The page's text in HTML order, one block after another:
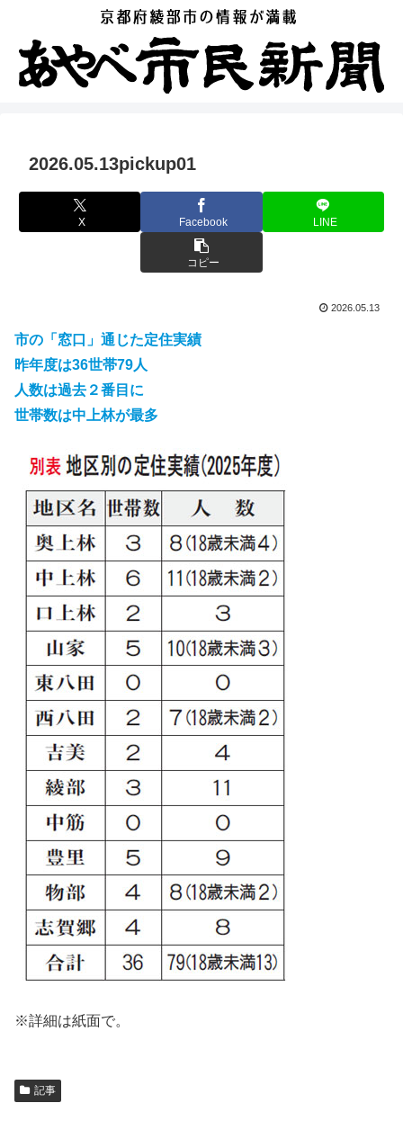
2026.05.13pickup01
X Facebook LINE
コピー
2026.05.13
市の「窓口」通じた定住実績
昨年度は36世帯79人
人数は過去２番目に
世帯数は中上林が最多
※詳細は紙面で。
記事